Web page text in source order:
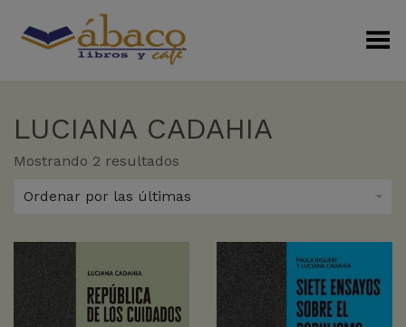
Menú Alterno
LUCIANA CADAHIA
Mostrando 2 resultados
Ordenar por las últimas